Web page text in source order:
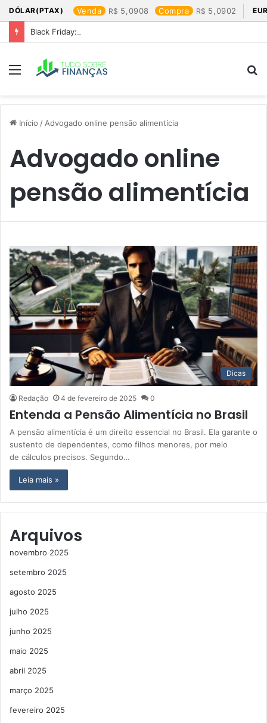
DÓLAR(PTAX) Venda 5,0908 Compra 5,0902
Black Friday: os produtos que mais valem a pena
Menu
Início / Advogado online pensão alimentícia
Advogado online
pensão alimentícia
Dicas
Redação 4 de fevereiro de 2025 0
Entenda a Pensão Alimentícia no Brasil
A pensão alimentícia é um direito essencial no Brasil. Ela garante o
sustento de dependentes, como filhos menores, por meio
de cálculos precisos. Segundo…
Leia mais »
Arquivos
novembro 2025
setembro 2025
agosto 2025
julho 2025
junho 2025
maio 2025
abril 2025
março 2025
fevereiro 2025